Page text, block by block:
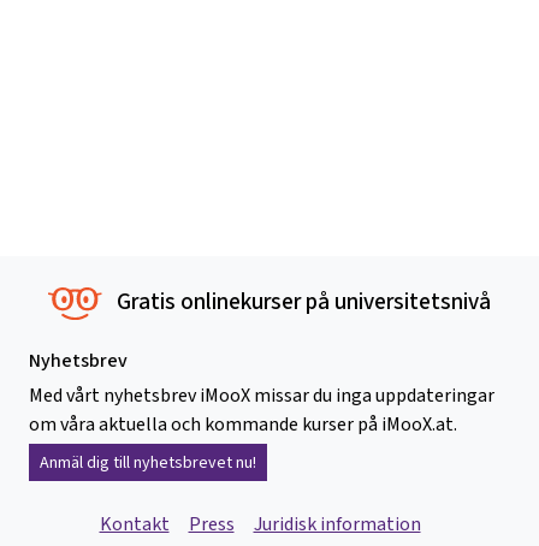
Gratis onlinekurser på universitetsnivå
Nyhetsbrev
Med vårt nyhetsbrev iMooX missar du inga uppdateringar
om våra aktuella och kommande kurser på iMooX.at.
Anmäl dig till nyhetsbrevet nu!
Kontakt Press Juridisk information